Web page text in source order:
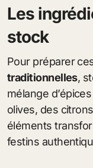
Les
stock
Pour préparer
traditionnelles,
mélange
olives, des
éléments
festins